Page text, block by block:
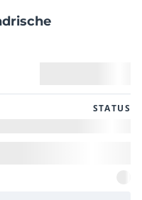
STATUS